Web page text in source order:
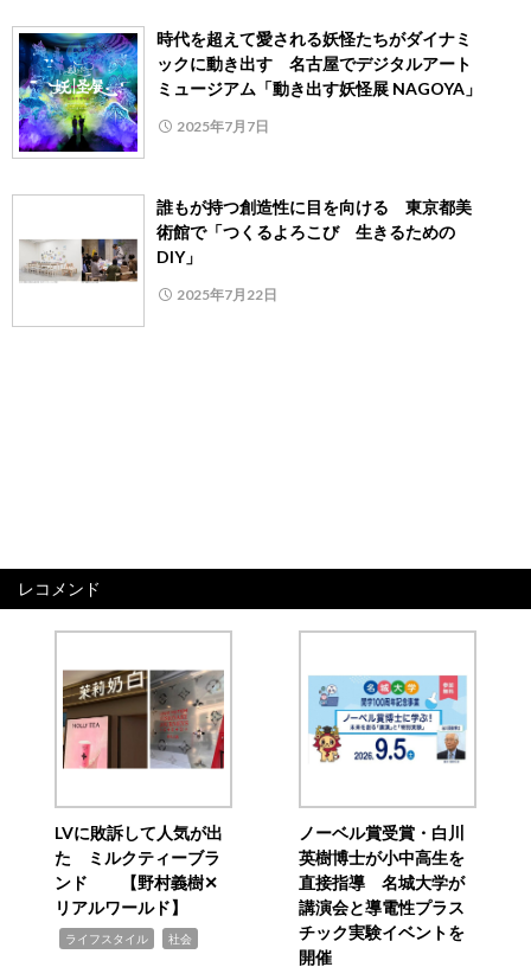
時代を超えて愛される妖怪たちがダイナミ
ックに動き出す 名古屋でデジタルアート
ミュージアム「動き出す妖怪展 NAGOYA」
2025年7月7日
誰もが持つ創造性に目を向ける 東京都美
術館で「つくるよろこび 生きるための
DIY」
2025年7月22日
レコメンド
LVに敗訴して人気が出
た ミルクティーブラ
ンド 【野村義樹✕
リアルワールド】
ライフスタイル 社会
ノーベル賞受賞・白川
英樹博士が小中高生を
直接指導 名城大学が
講演会と導電性プラス
チック実験イベントを
開催